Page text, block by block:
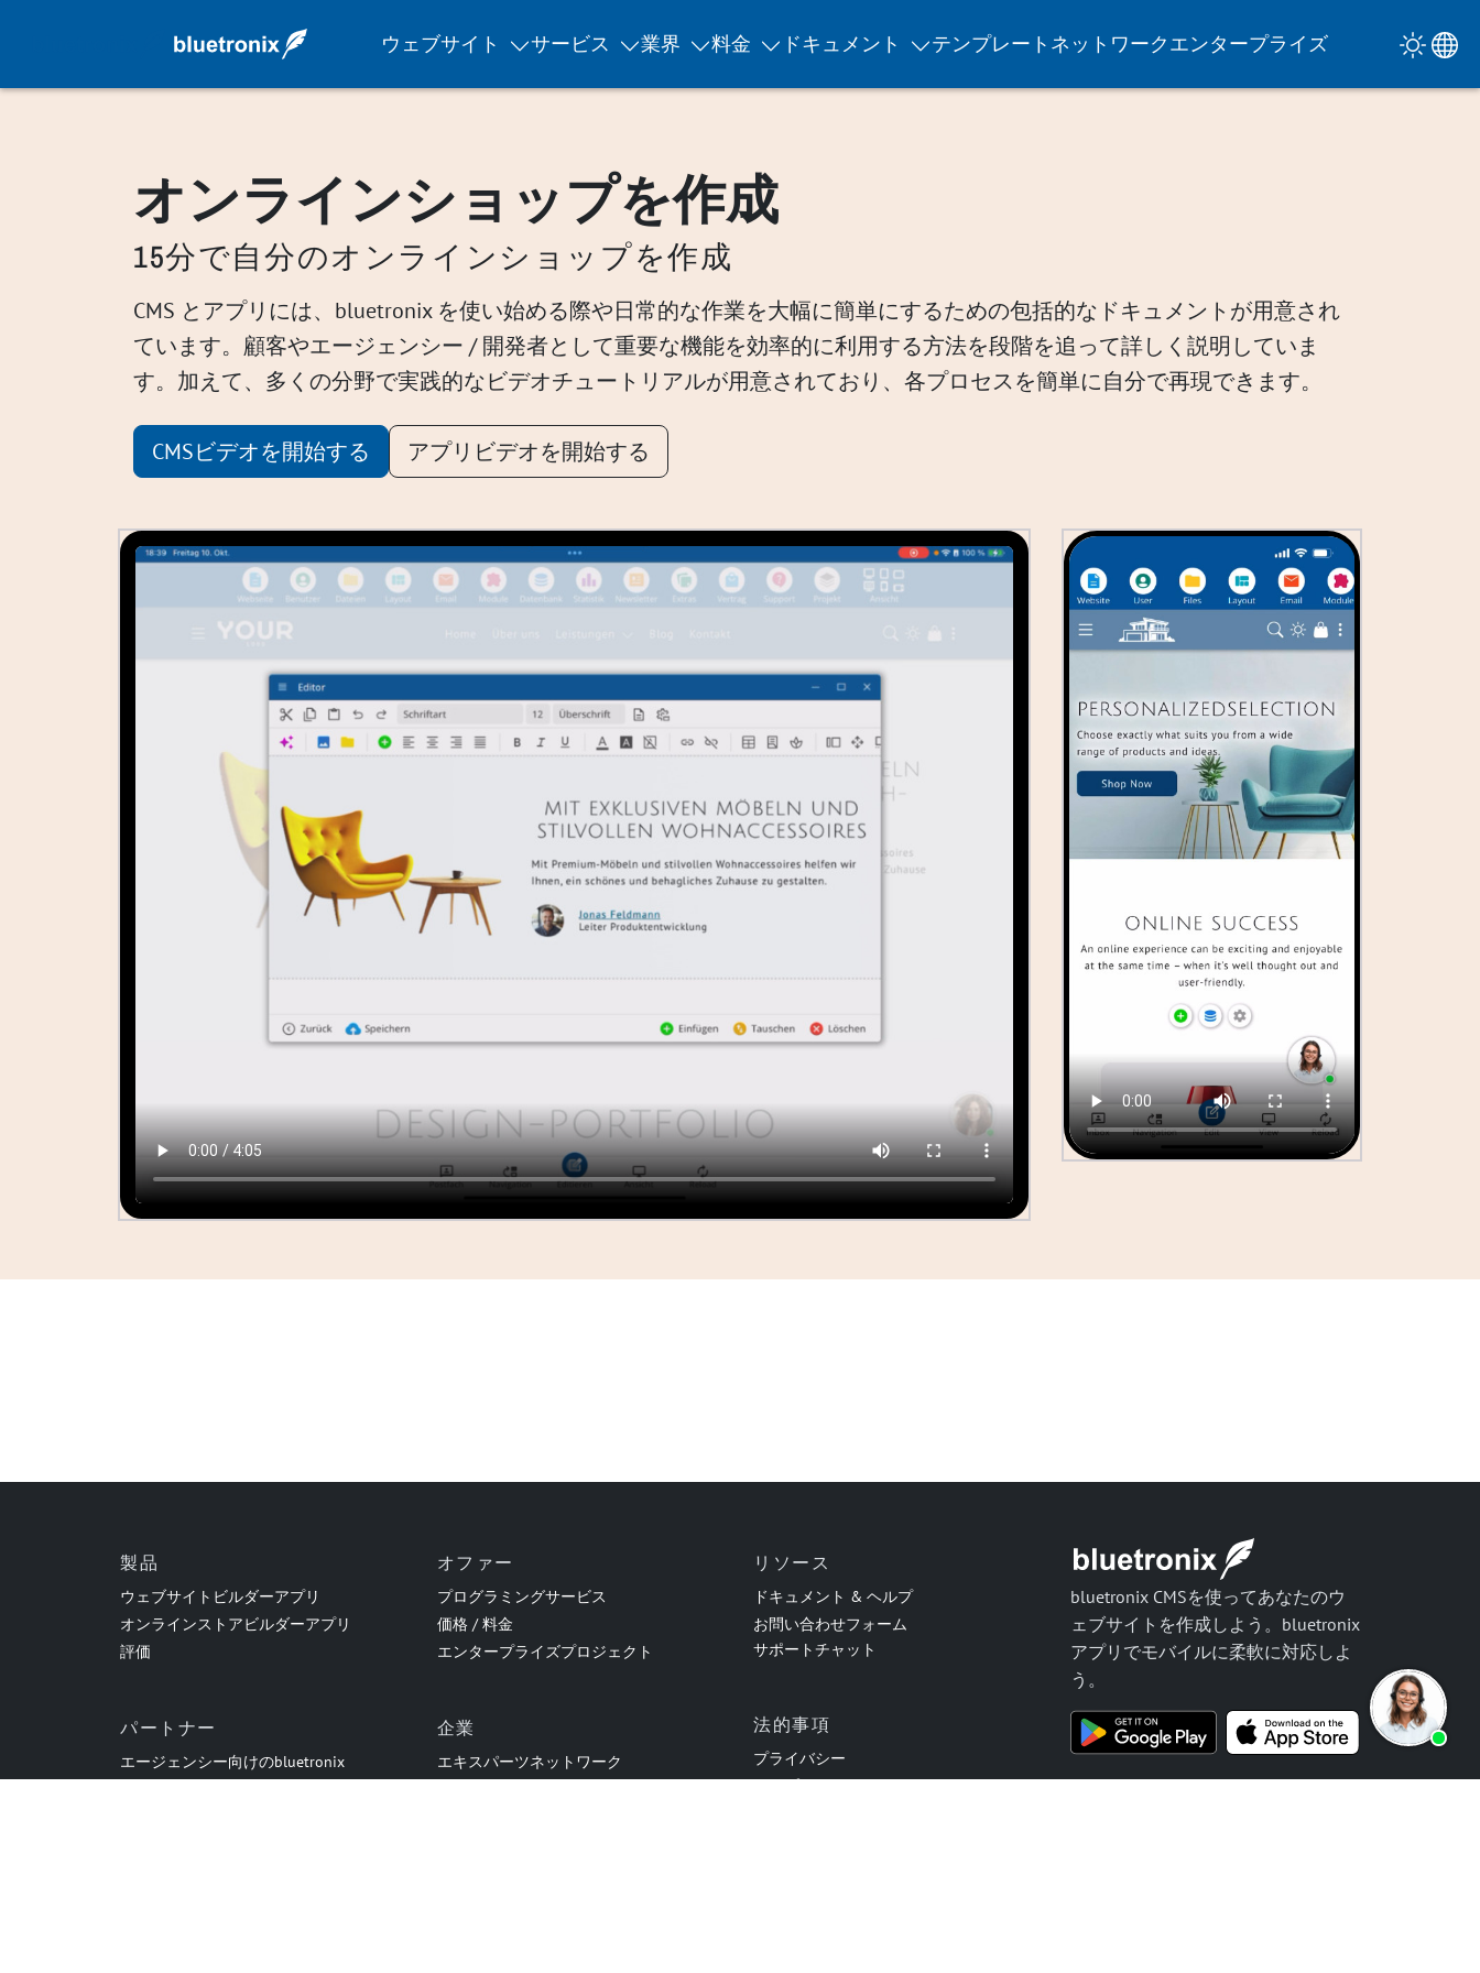
ウェブサイト サービス 業界 料金 ドキュメント テンプレート ネットワークエンタープライズ
オンラインショップを作成
15分で自分のオンラインショップを作成
CMS とアプリには、bluetronix を使い始める際や日常的な作業を大幅に簡単にするための包括的なドキュメントが用意され
ています。顧客やエージェンシー / 開発者として重要な機能を効率的に利用する方法を段階を追って詳しく説明していま
す。加えて、多くの分野で実践的なビデオチュートリアルが用意されており、各プロセスを簡単に自分で再現できます。
CMSビデオを開始する アプリビデオを開始する
製品
ウェブサイトビルダーアプリ
オンラインストアビルダーアプリ
評価
パートナー
エージェンシー向けのbluetronix
オファー
プログラミングサービス
価格 / 料金
エンタープライズプロジェクト
企業
エキスパーツネットワーク
リソース
ドキュメント & ヘルプ
お問い合わせフォーム
サポートチャット
法的事項
プライバシー
インプレッサム
bluetronix CMSを使ってあなたのウ
ェブサイトを作成しよう。bluetronix
アプリでモバイルに柔軟に対応しよ
う。